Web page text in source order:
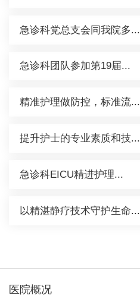
急诊科党总支会同我院多...
急诊科团队参加第19届...
精准护理做防控，标准流...
提升护士的专业素质和技...
急诊科EICU精进护理...
以精湛静疗技术守护生命...
医院概况